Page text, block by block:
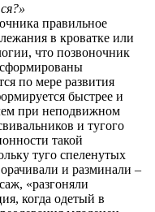
правильное
в кроватке или
что позвоночник
по мере развития
быстрее и
при неподвижном
и тугого
такой
туго спеленутых
и разминали –
«разгоняли
когда одетый в